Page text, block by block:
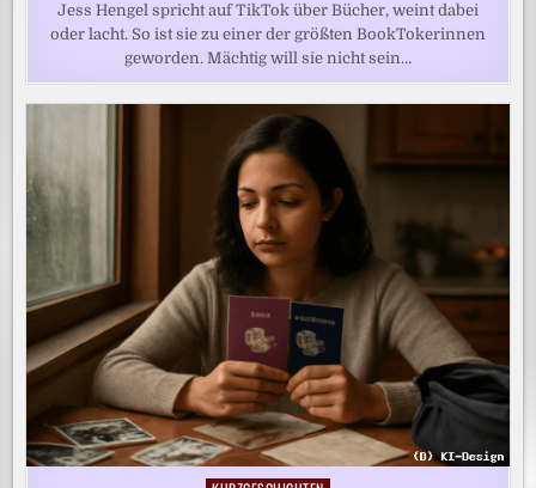
Jess Hengel spricht auf TikTok über Bücher, weint dabei
oder lacht. So ist sie zu einer der größten BookTokerinnen
geworden. Mächtig will sie nicht sein…